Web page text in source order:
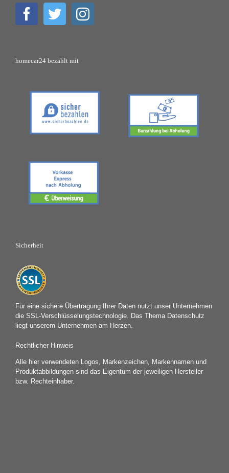
homecar24 bezahlt mit
Sicherheit
Für eine sichere Übertragung Ihrer Daten nutzt unser Unternehmen
die SSL-Verschlüsselungstechnologie. Das Thema Datenschutz
liegt unserem Unternehmen am Herzen.
Rechtlicher Hinweis
Alle hier verwendeten Logos, Markenzeichen, Markennamen und
Produktabbildungen sind das Eigentum der jeweiligen Hersteller
bzw. Rechteinhaber.